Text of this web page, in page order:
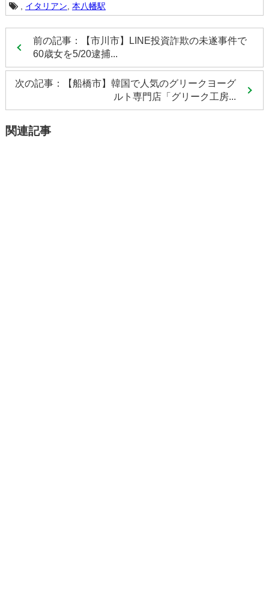
, イタリアン 本八幡駅
前の記事：【市川市】LINE投資詐欺の未遂事件で
60歳女を5/20逮捕...
次の記事：【船橋市】韓国で人気のグリークヨーグ
ルト専門店「グリーク工房...
関連記事